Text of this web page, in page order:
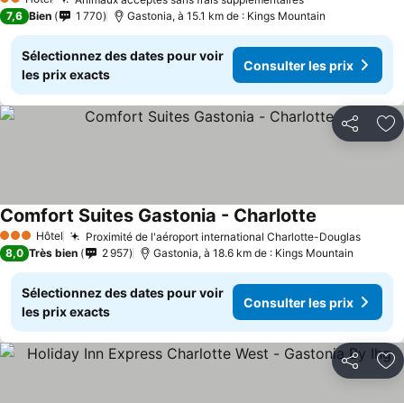
2 Étoiles
7,6 Bien 1 770 Gastonia, à 15.1 km de : Kings Mountain
Sélectionnez des dates pour voir
les prix exacts
Consulter les prix
Partager
3 ÉtoilesHôtel Proximité de l'aéroport international Charlotte-Douglas
Comfort Suites Gastonia - Charlotte
8,0 Très bien 2 957 Gastonia, à 18.6 km de : Kings Mountain
Sélectionnez des dates pour voir
les prix exacts
Consulter les prix
Partager